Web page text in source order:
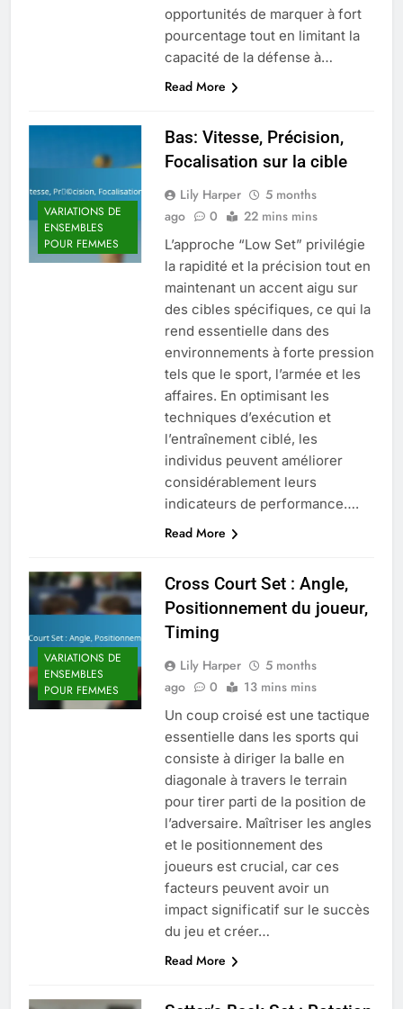
opportunités de marquer à fort
pourcentage tout en limitant la
capacité de la défense à…
Read More
VARIATIONS DE
ENSEMBLES
POUR FEMMES
Bas: Vitesse, Précision,
Focalisation sur la cible
Lily Harper
5 months
ago
0 22 mins mins
L’approche “Low Set” privilégie
la rapidité et la précision tout en
maintenant un accent aigu sur
des cibles spécifiques, ce qui la
rend essentielle dans des
environnements à forte pression
tels que le sport, l’armée et les
affaires. En optimisant les
techniques d’exécution et
l’entraînement ciblé, les
individus peuvent améliorer
considérablement leurs
indicateurs de performance….
Read More
VARIATIONS DE
ENSEMBLES
POUR FEMMES
Cross Court Set : Angle,
Positionnement du joueur,
Timing
Lily Harper
5 months
ago
0 13 mins mins
Un coup croisé est une tactique
essentielle dans les sports qui
consiste à diriger la balle en
diagonale à travers le terrain
pour tirer parti de la position de
l’adversaire. Maîtriser les angles
et le positionnement des
joueurs est crucial, car ces
facteurs peuvent avoir un
impact significatif sur le succès
du jeu et créer…
Read More